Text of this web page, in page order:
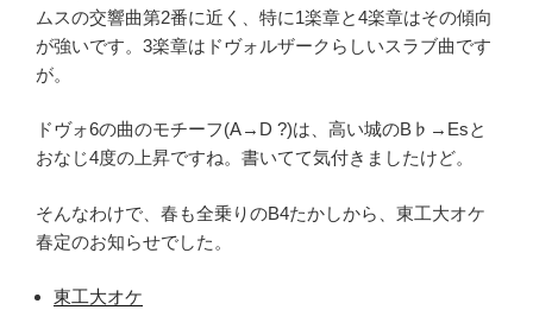
ムスの交響曲第2番に近く、特に1楽章と4楽章はその傾向
が強いです。3楽章はドヴォルザークらしいスラブ曲です
が。
ドヴォ6の曲のモチーフ(A→D ?)は、高い城のB♭→Esと
おなじ4度の上昇ですね。書いてて気付きましたけど。
そんなわけで、春も全乗りのB4たかしから、東工大オケ
春定のお知らせでした。
東工大オケ